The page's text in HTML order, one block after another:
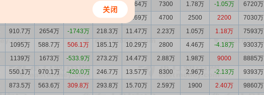
212.4万 10.64万 7300 1.78万 -1.05万 6720万
225.3万 11.69万 4700 2500 2200 7030万
910.7万 2654万 -1743万 218.3万 11.47万 2.23万 1.05万 1.18万 7593万
1095万 588.7万 506.1万 185.1万 10.29万 2800 4.46万 -4.18万 9303万
1139万 1673万 -533.9万 273.2万 14.47万 2.88万 1.98万 9000 8885万
550.1万 970.1万 -420.0万 246.7万 13.57万 8300 2.96万 -2.13万 9393万
873.5万 563.6万 309.8万 293.8万 15.70万 2.59万 1900 2.40万 9860万